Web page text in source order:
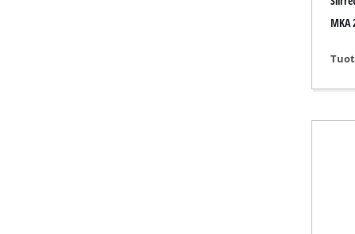
Sekoittimet
Nosto- /
MKA